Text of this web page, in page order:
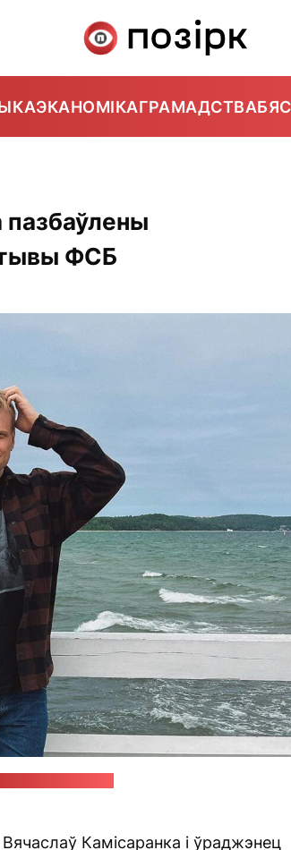
ЭКАНОМІКАГРАМАДСТВА
пазбаўлены
ФСБ
Камісаранка і ўраджэнец